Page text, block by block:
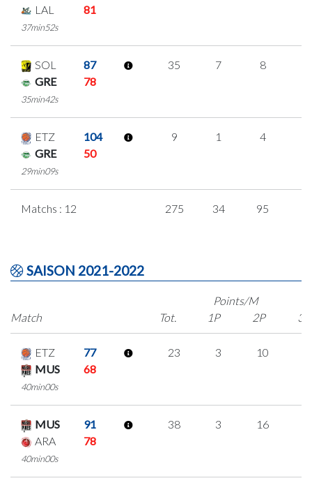
LAL
81
37min52s
SOL
87
GRE
78
35min42s
35 7 8
ETZ
104
GRE
50
29min09s
9 1 4
Matchs : 12 275 34 95
SAISON 2021-2022
Match
Points/M
Tot.
1P 2P 3P
ETZ
77
MUS
68
40min00s
23 3 10
MUS
91
ARA
78
40min00s
38 3 16